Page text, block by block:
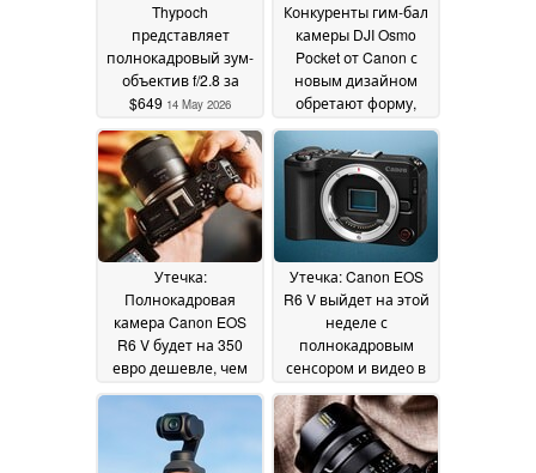
Thypoch
представляет
полнокадровый зум-
объектив f/2.8 за
$649 14 May 2026
Конкуренты гим-бал
камеры DJI Osmo
Pocket от Canon с
новым дизайном
обретают форму,
патентные
изображения01 May
2026
Утечка:
Полнокадровая
камера Canon EOS
R6 V будет на 350
евро дешевле, чем
30 April 2026
Утечка: Canon EOS
R6 V выйдет на этой
неделе с
полнокадровым
сенсором и видео в
21 April
2026